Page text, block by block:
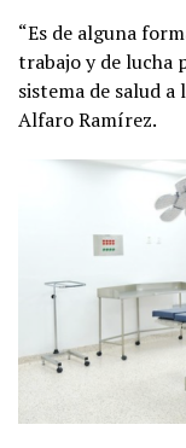
“Es de alguna
trabajo y de lucha
sistema de salud a
Alfaro Ramírez.